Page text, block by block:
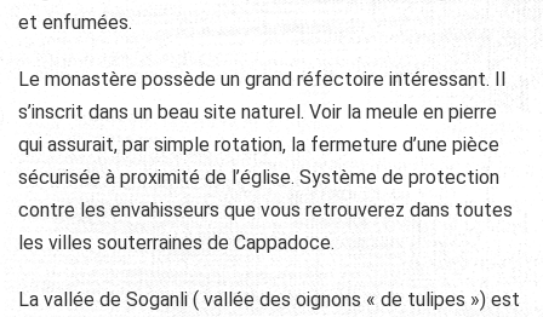
et enfumées.
Le monastère possède un grand réfectoire intéressant. Il
s’inscrit dans un beau site naturel. Voir la meule en pierre
qui assurait, par simple rotation, la fermeture d’une pièce
sécurisée à proximité de l’église. Système de protection
contre les envahisseurs que vous retrouverez dans toutes
les villes souterraines de Cappadoce.
La vallée de Soganli ( vallée des oignons « de tulipes ») est